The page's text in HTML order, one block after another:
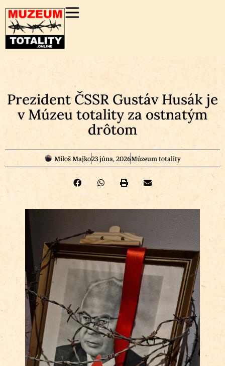
Prezident ČSSR Gustáv Husák je
v Múzeu totality za ostnatým
drôtom
Miloš Majko23 júna, 2026Múzeum totality